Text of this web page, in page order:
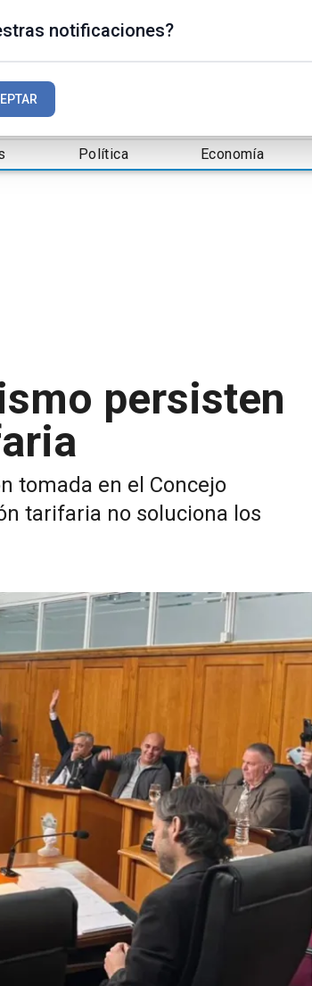
Política Economía
persisten
tomada en el Concejo
tarifaria no soluciona los
notificaciones?